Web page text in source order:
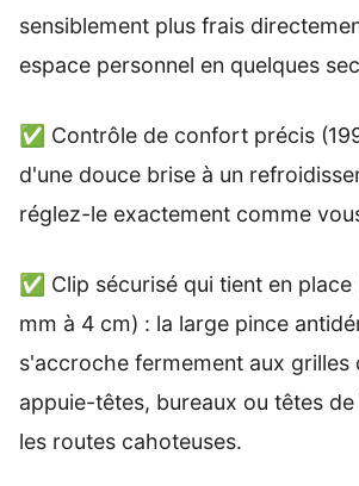
sensiblement plus frais
espace personnel en quelques
✅ Contrôle de confort précis
d'une douce brise à un
réglez-le exactement comme
✅ Clip sécurisé qui tient en
mm à 4 cm) : la large pince
s'accroche fermement aux grilles
appuie-têtes, bureaux ou têtes
les routes cahoteuses.